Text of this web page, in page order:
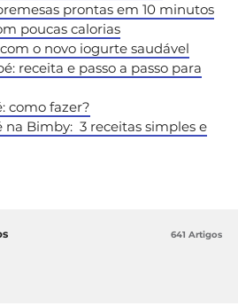
prontas em 10 minutos
poucas calorias
com o novo iogurte saudável
receita e passo a passo para
como fazer?
na Bimby: 3 receitas simples e
641 Artigos